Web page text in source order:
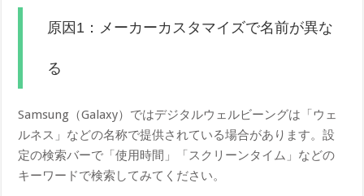
原因1：メーカーカスタマイズで名前が異な
る
Samsung（Galaxy）ではデジタルウェルビーングは「ウェ
ルネス」などの名称で提供されている場合があります。設
定の検索バーで「使用時間」「スクリーンタイム」などの
キーワードで検索してみてください。